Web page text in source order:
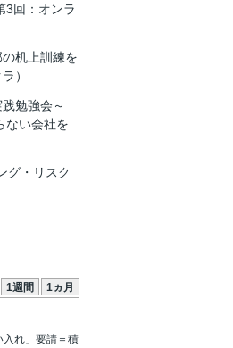
3回：オンラ
の机上訓練を
）
勉強会～
ない会社を
グ・リスク
1週間 1ヵ月
入れ」要請＝積